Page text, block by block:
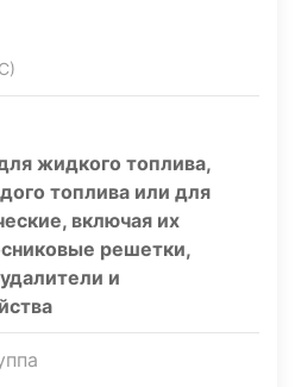
жидкого топлива,
топлива или для
включая их
решетки,
и